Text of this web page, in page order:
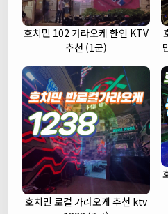
호치민 102 가라오케 한인 KTV
추천 (1군)
호치민 로컬 가라오케 추천 ktv